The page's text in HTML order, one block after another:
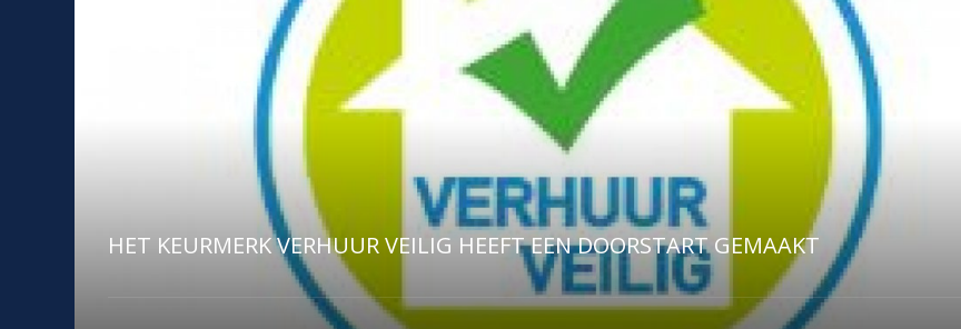
HET KEURMERK VERHUUR VEILIG HEEFT EEN DOORSTART GEMAAKT